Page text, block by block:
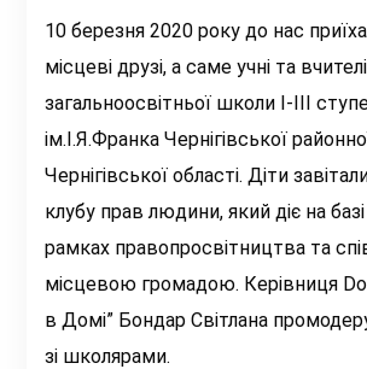
10 березня 2020 року до нас
місцеві друзі, а саме учні та
загальноосвітньої школи І-ІІІ
ім.І.Я.Франка Чернігівської
Чернігівської області. Діти
клубу прав людини, який діє на
рамках правопросвітництва та
місцевою громадою. Керівниця
в Домі” Бондар Світлана
зі школярами.